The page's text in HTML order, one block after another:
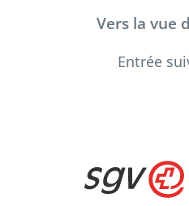
Vers la vue
Entrée